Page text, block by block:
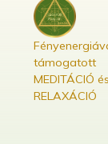
támogatott
MEDITÁCIÓ és
RELAXÁCIÓ